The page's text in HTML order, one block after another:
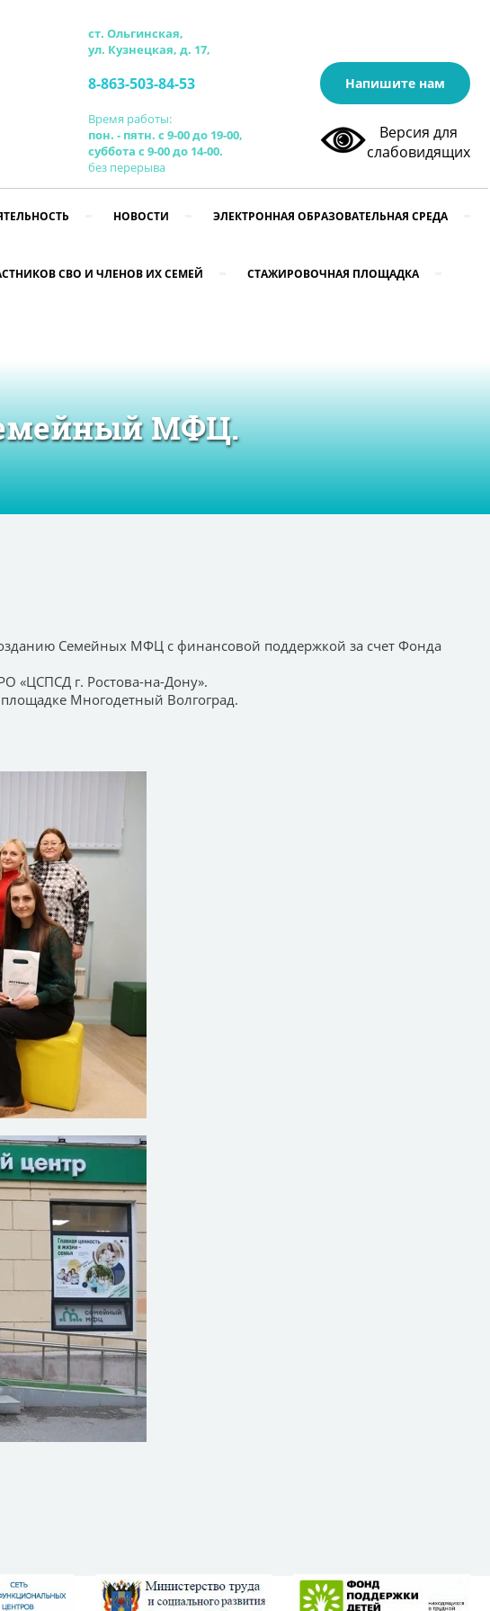
ст. Ольгинская,
ул. Кузнецкая, д. 17,
8-863-503-84-53
Время работы:
пон. - пятн. с 9-00 до 19-00,
суббота с 9-00 до 14-00.
без перерыва
Напишите нам
Версия для
слабовидящих
НОВОСТИ ЭЛЕКТРОННАЯ ОБРАЗОВАТЕЛЬНАЯ СРЕДА
СВО И ЧЛЕНОВ ИХ СЕМЕЙ СТАЖИРОВОЧНАЯ ПЛОЩАДКА
МФЦ.
Семейных МФЦ с финансовой поддержкой за счет Фонда
«ЦСПСД г. Ростова-на-Дону».
Многодетный Волгоград.